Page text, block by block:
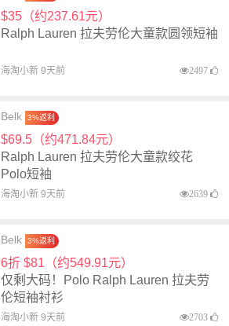
$35（约237.61元）
Ralph Lauren 拉夫劳伦大童款圆领短袖
海淘小新 9天前 2497
Belk 3%返利
$69.5（约471.84元）
Ralph Lauren 拉夫劳伦大童款绞花
Polo短袖
海淘小新 9天前 2639
Belk 3%返利
6折 $81（约549.91元）
仅剩大码！Polo Ralph Lauren 拉夫劳
伦短袖衬衫
海淘小新 9天前 2703